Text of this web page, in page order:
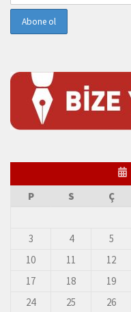
P
S Ç
3
4 5
10
11 12
17
18 19
24
25 26